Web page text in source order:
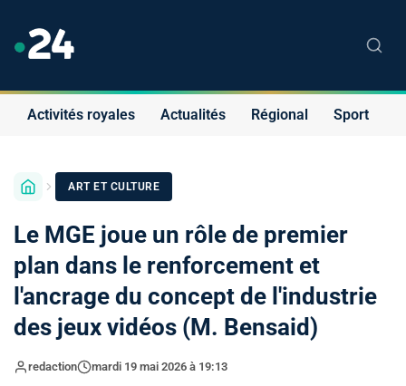
Activités royales Actualités Régional Sport
ART ET CULTURE
Le MGE joue un rôle de premier
plan dans le renforcement et
l'ancrage du concept de l'industrie
des jeux vidéos (M. Bensaid)
redaction mardi 19 mai 2026 à 19:13